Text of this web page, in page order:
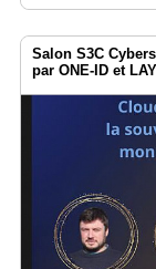
Salon S3C
par ONE-ID et